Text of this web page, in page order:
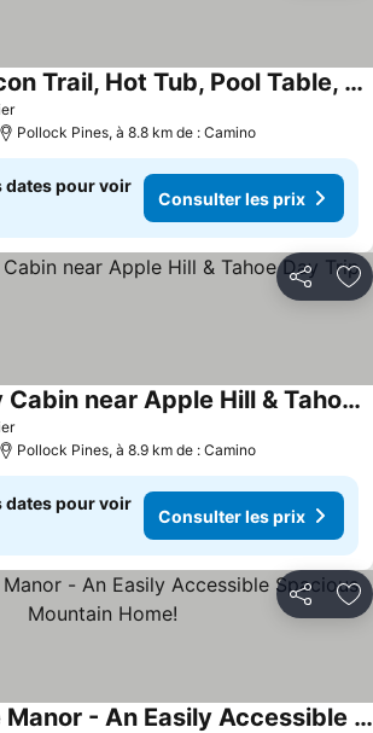
Sly Park, Rubicon Trail, Hot Tub, Pool Table, Putting Green, Bbq, Deck, Sleeps10
Pollock Pines, à 8.8 km de : Camino
dates pour voir
Consulter les prix
Partager
Budget Luxury Cabin near Apple Hill & Tahoe Day Trip
Pollock Pines, à 8.9 km de : Camino
dates pour voir
Consulter les prix
Partager
Wicker Moose Manor - An Easily Accessible Spacious Mountain Home!